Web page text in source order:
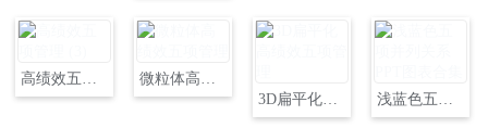
高绩效五项管理 (3)
微粒体高绩效五项管理
3D扁平化高绩效五项管理
浅蓝色五项并列关系PPT图表合集